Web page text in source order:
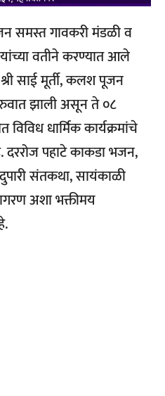
समस्त गावकरी मंडळी व
यांच्या वतीने करण्यात आले
साई मूर्ती, कलश पूजन
झाली असून ते ०८
धार्मिक कार्यक्रमांचे
पहाटे काकडा भजन,
संतकथा, सायंकाळी
अशा भक्तीमय